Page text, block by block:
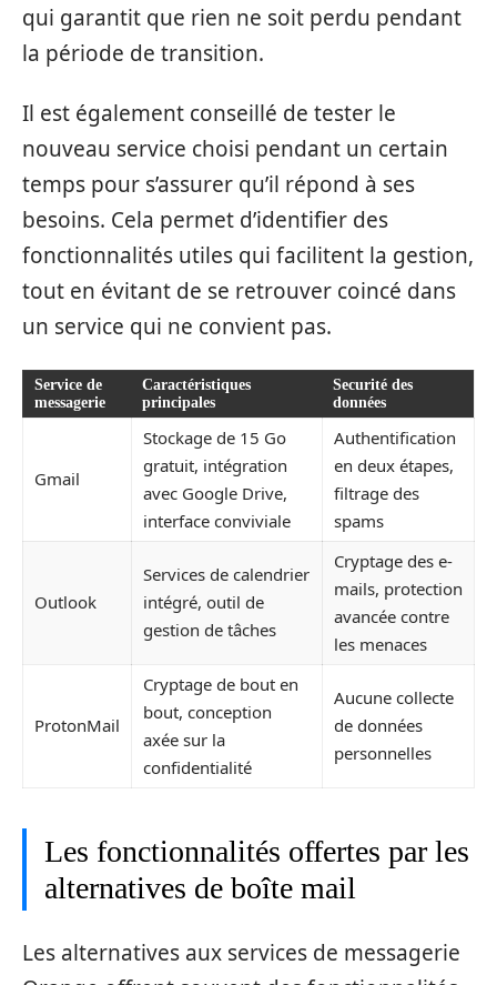
qui garantit que rien ne soit perdu pendant
la période de transition.
Il est également conseillé de tester le
nouveau service choisi pendant un certain
temps pour s’assurer qu’il répond à ses
besoins. Cela permet d’identifier des
fonctionnalités utiles qui facilitent la gestion,
tout en évitant de se retrouver coincé dans
un service qui ne convient pas.
Service de
messagerie
Caractéristiques
principales
Securité des
données
Gmail
Stockage de 15 Go
gratuit, intégration
avec Google Drive,
interface conviviale
Authentification
en deux étapes,
filtrage des
spams
Outlook
Services de calendrier
intégré, outil de
gestion de tâches
Cryptage des e-
mails, protection
avancée contre
les menaces
ProtonMail
Cryptage de bout en
bout, conception
axée sur la
confidentialité
Aucune collecte
de données
personnelles
Les fonctionnalités offertes par les
alternatives de boîte mail
Les alternatives aux services de messagerie